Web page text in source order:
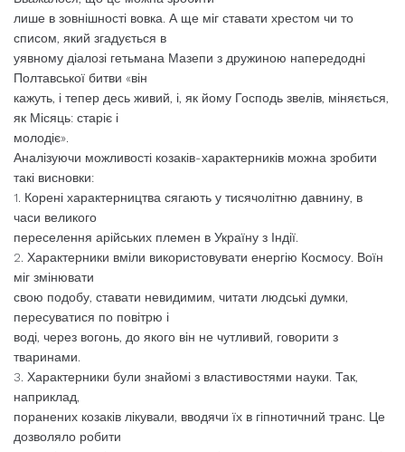
лише в зовнішності вовка. А ще міг ставати хрестом чи то
списом, який згадується в
уявному діалозі гетьмана Мазепи з дружиною напередодні
Полтавської битви «він
кажуть, і тепер десь живий, і, як йому Господь звелів, міняється,
як Місяць: старіє і
молодіє».
Аналізуючи можливості козаків-характерників можна зробити
такі висновки:
1. Корені характерництва сягають у тисячолітню давнину, в
часи великого
переселення арійських племен в Україну з Індії.
2. Характерники вміли використовувати енергію Космосу. Воїн
міг змінювати
свою подобу, ставати невидимим, читати людські думки,
пересуватися по повітрю і
воді, через вогонь, до якого він не чутливий, говорити з
тваринами.
3. Характерники були знайомі з властивостями науки. Так,
наприклад,
поранених козаків лікували, вводячи їх в гіпнотичний транс. Це
дозволяло робити